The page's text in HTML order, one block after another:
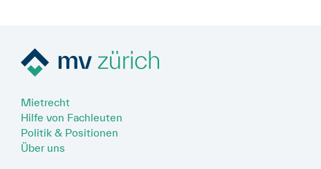
Mietrecht
Hilfe von Fachleuten
Politik & Positionen
Über uns